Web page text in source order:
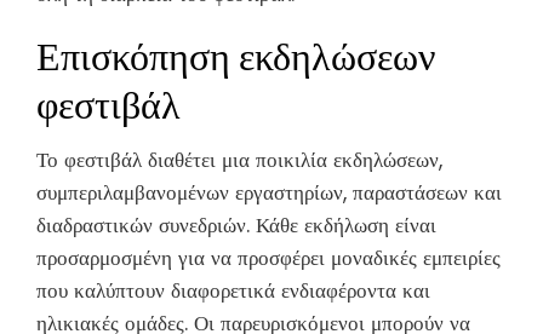
Επισκόπηση εκδηλώσεων
φεστιβάλ
Το φεστιβάλ διαθέτει μια ποικιλία εκδηλώσεων,
συμπεριλαμβανομένων εργαστηρίων, παραστάσεων και
διαδραστικών συνεδριών. Κάθε εκδήλωση είναι
προσαρμοσμένη για να προσφέρει μοναδικές εμπειρίες
που καλύπτουν διαφορετικά ενδιαφέροντα και
ηλικιακές ομάδες. Οι παρευρισκόμενοι μπορούν να